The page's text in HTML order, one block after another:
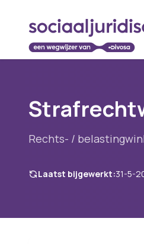
Rechts- /
Laatst bijgewerkt:31-5-